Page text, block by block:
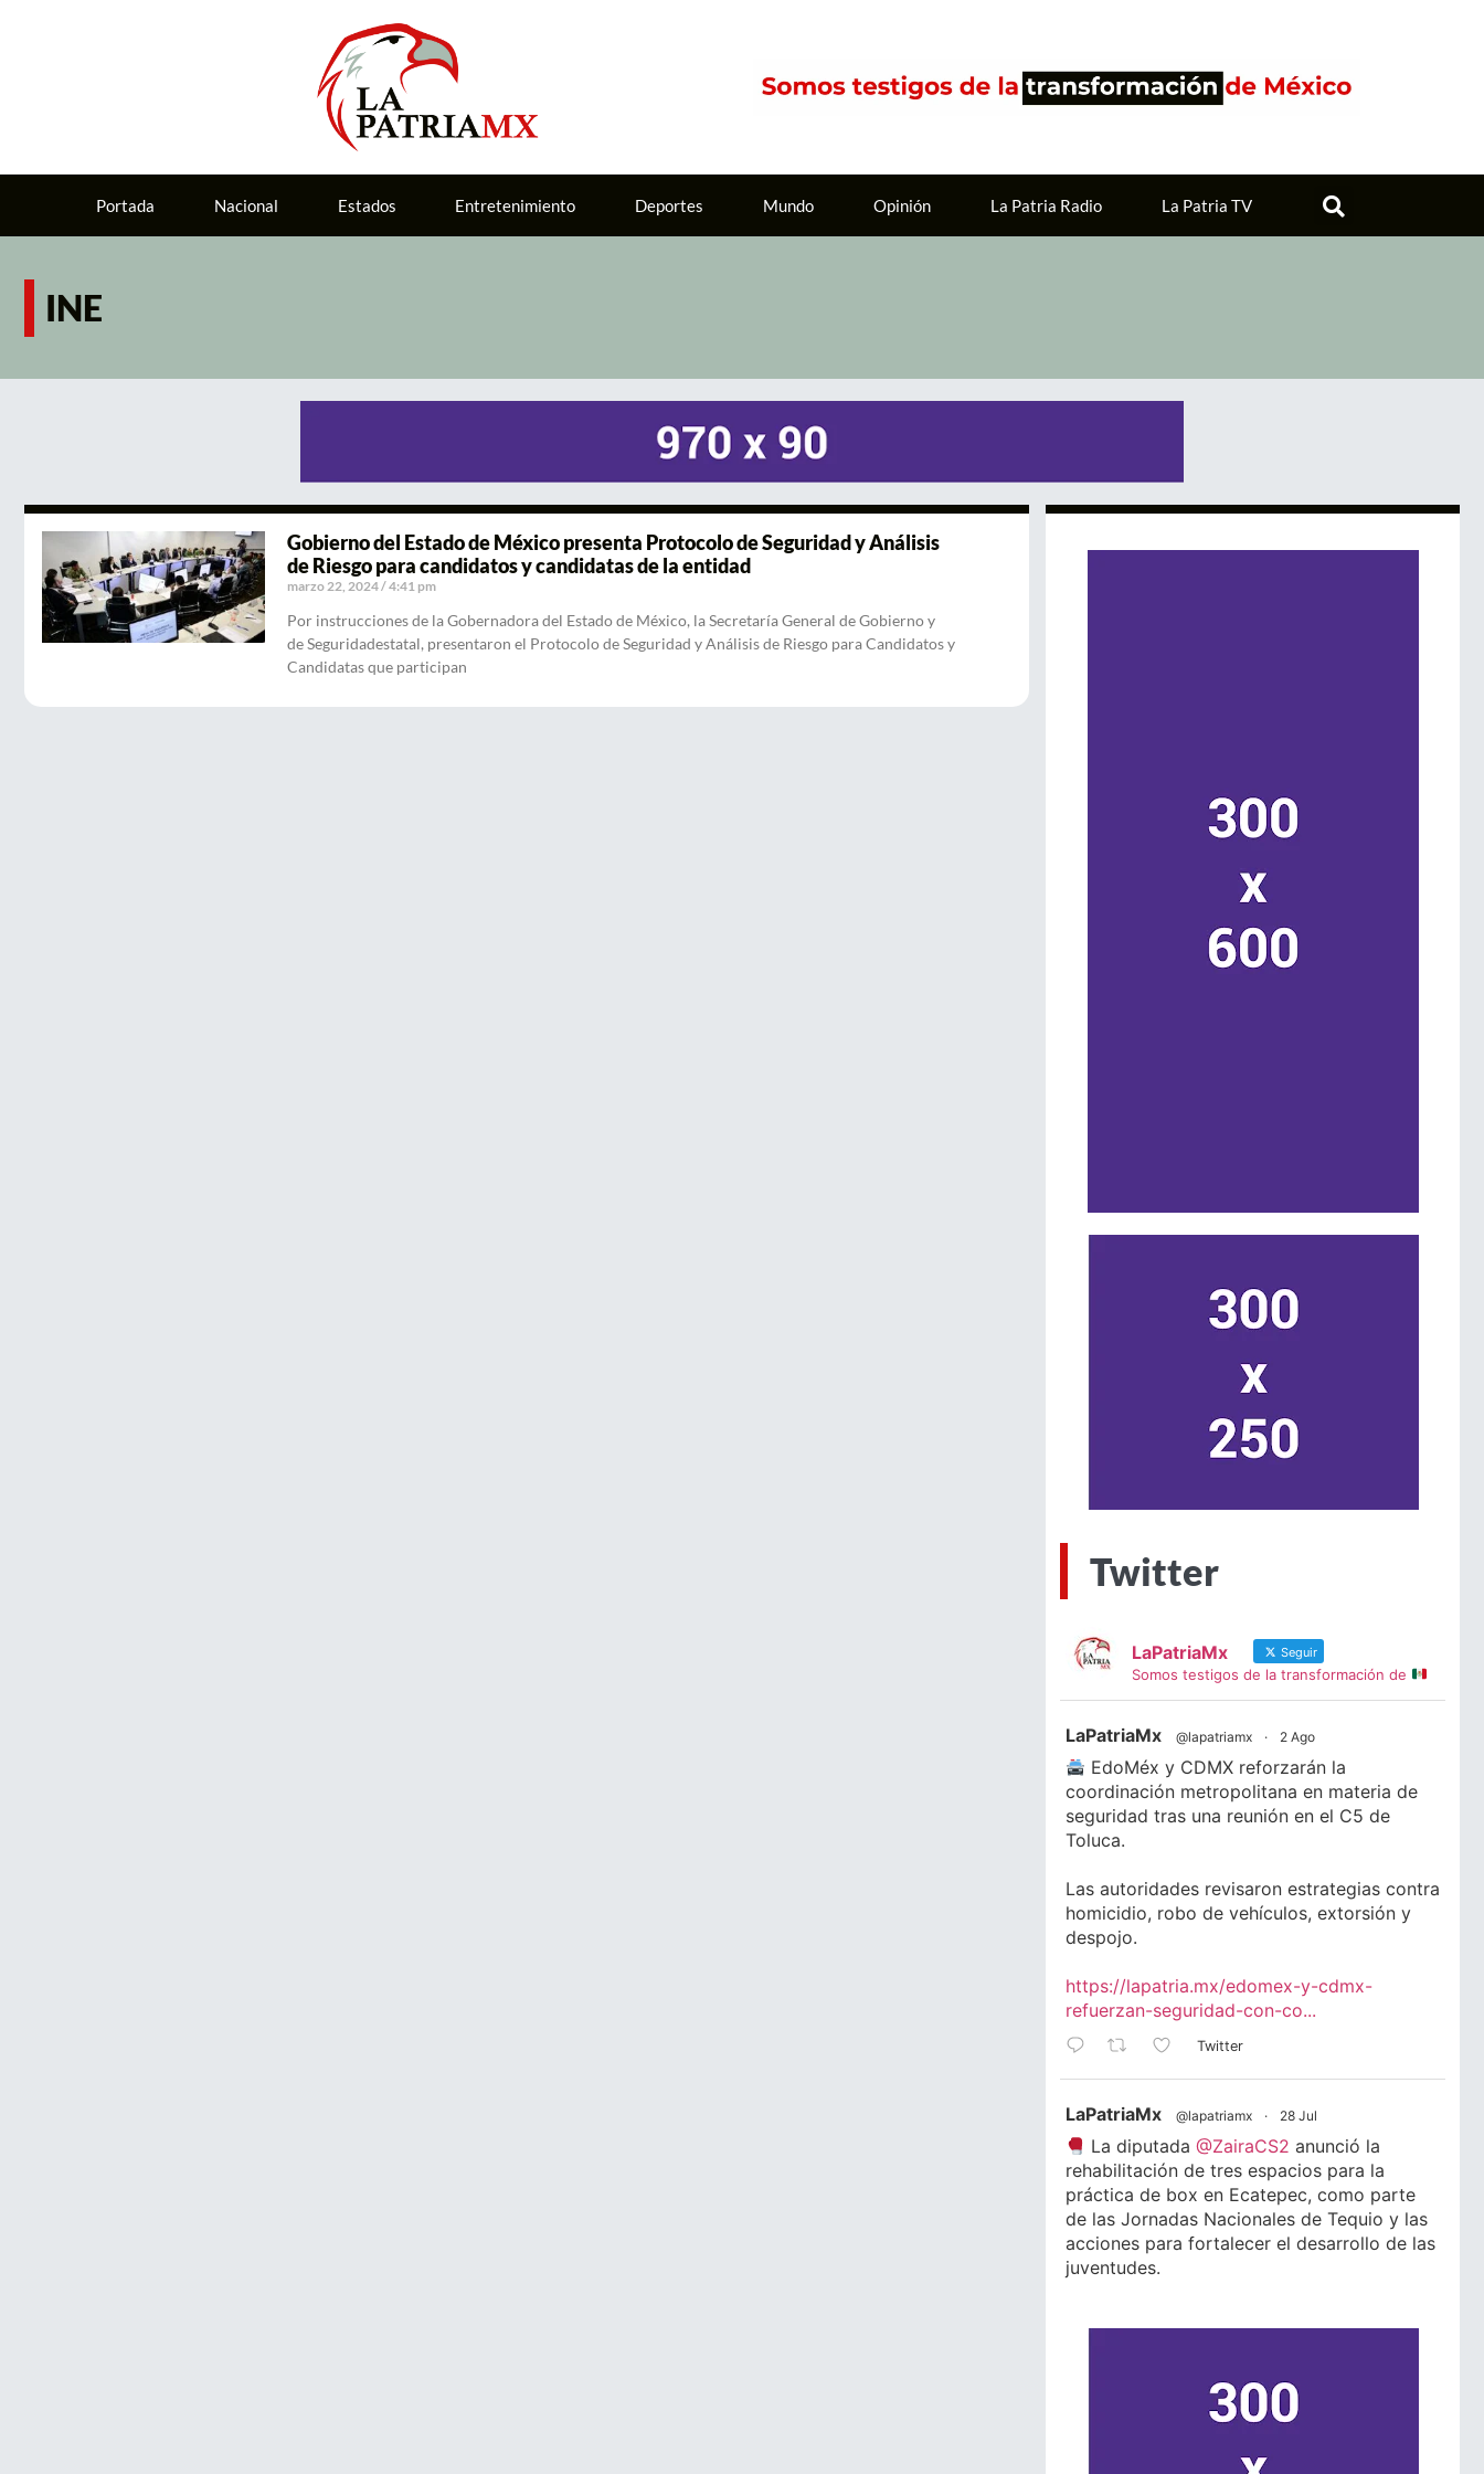
Portada Nacional Estados Entretenimiento Deportes Mundo Opinión La Patria Radio La Patria TV
INE
Gobierno del Estado de México presenta Protocolo de Seguridad y Análisis
de Riesgo para candidatos y candidatas de la entidad
marzo 22, 2024 4:41 pm
Por instrucciones de la Gobernadora del Estado de México, la Secretaría General de Gobierno y
de Seguridadestatal, presentaron el Protocolo de Seguridad y Análisis de Riesgo para Candidatos y
Candidatas que participan
Twitter
LaPatriaMx Seguir
Somos testigos de la transformación de
LaPatriaMx @lapatriamx · 2 Ago
EdoMéx y CDMX reforzarán la
coordinación metropolitana en materia de
seguridad tras una reunión en el C5 de
Toluca.
Las autoridades revisaron estrategias contra
homicidio, robo de vehículos, extorsión y
despojo.
https://lapatria.mx/edomex-y-cdmx-
refuerzan-seguridad-con-co...
Twitter
LaPatriaMx @lapatriamx · 28 Jul
La diputada@ZairaCS2 anunció la
rehabilitación de tres espacios para la
práctica de box en Ecatepec, como parte
de las Jornadas Nacionales de Tequio y las
acciones para fortalecer el desarrollo de las
juventudes.
Twitter
@lapatriamx